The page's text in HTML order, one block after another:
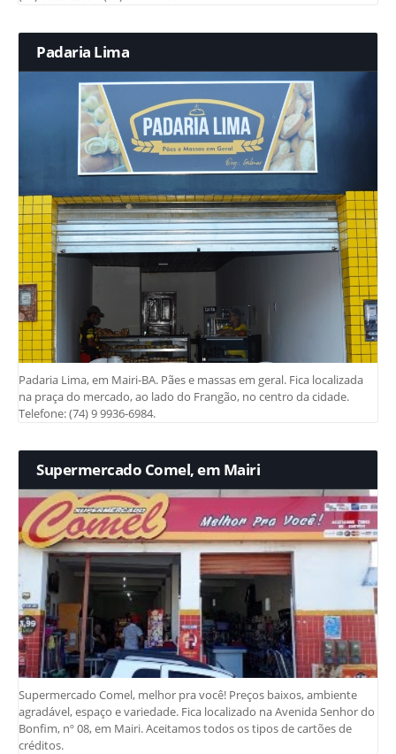
Padaria Lima
Padaria Lima, em Mairi-BA. Pães e massas em geral. Fica localizada
na praça do mercado, ao lado do Frangão, no centro da cidade.
Telefone: (74) 9 9936-6984.
Supermercado Comel, em Mairi
Supermercado Comel, melhor pra você! Preços baixos, ambiente
agradável, espaço e variedade. Fica localizado na Avenida Senhor do
Bonfim, nº 08, em Mairi. Aceitamos todos os tipos de cartões de
créditos.